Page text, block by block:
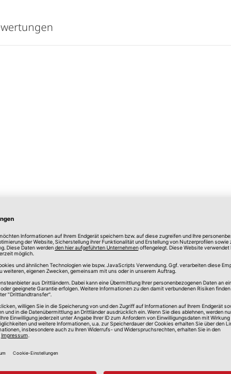
in Euro, inkl. gesetzlicher Mehrwertsteuer, zzgl.